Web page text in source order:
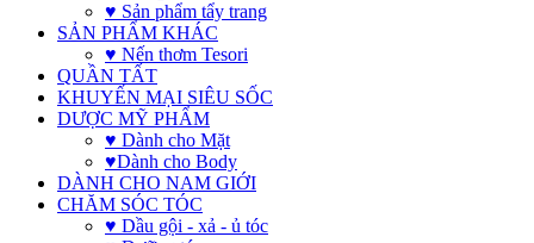
♥ Sản phẩm tẩy trang
SẢN PHẨM KHÁC
♥ Nến thơm Tesori
QUẦN TẤT
KHUYẾN MẠI SIÊU SỐC
DƯỢC MỸ PHẨM
♥ Dành cho Mặt
♥Dành cho Body
DÀNH CHO NAM GIỚI
CHĂM SÓC TÓC
♥ Dầu gội - xả - ủ tóc